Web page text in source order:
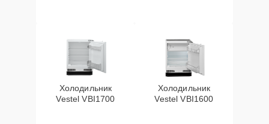
Холодильник
Vestel VBI1700
Холодильник
Vestel VBI1600